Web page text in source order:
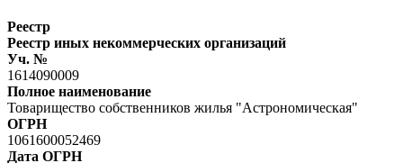
Реестр
Реестр иных некоммерческих организаций
Уч. №
1614090009
Полное наименование
Товарищество собственников жилья "Астрономическая"
ОГРН
1061600052469
Дата ОГРН